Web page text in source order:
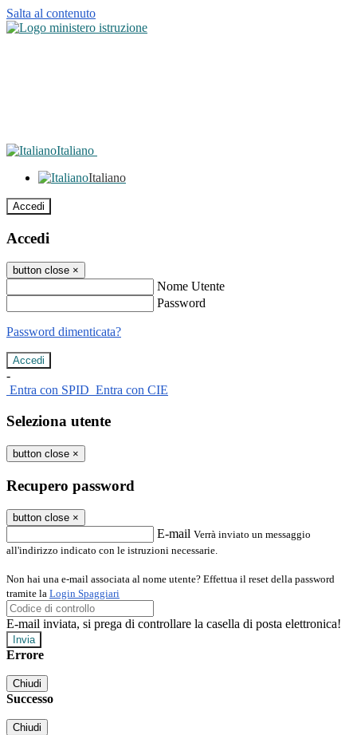
Salta al contenuto
Italiano
Italiano
Accedi
Accedi
button close ×
Nome Utente
Password
Password dimenticata?
-
Entra con SPID Entra con CIE
Seleziona utente
button close ×
Recupero password
button close ×
E-mail Verrà inviato un messaggio
all'indirizzo indicato con le istruzioni necessarie.
Non hai una e-mail associata al nome utente? Effettua il reset della password
tramite la Login Spaggiari
E-mail inviata, si prega di controllare la casella di posta elettronica!
Errore
Chiudi
Successo
Chiudi